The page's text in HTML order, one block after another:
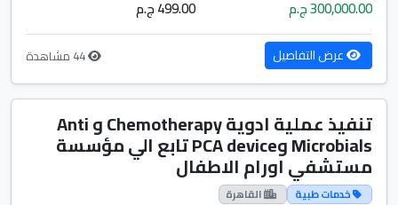
300,000.00 ج.م 499.00 ج.م
عرض التفاصيل
تنفيذ عملية ادوية Chemotherapy و Anti
Microbials وPCA device تابع الي مؤسسة
مستشفي اورام الاطفال
خدمات طبية القاهرة